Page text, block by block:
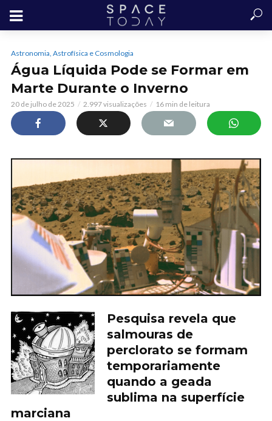
Astronomia, Astrofísica e Cosmologia
Água Líquida Pode se Formar em
Marte Durante o Inverno
20 de julho de 2025 2.997 visualizações 16 min de leitura
Pesquisa revela que
salmouras de
perclorato se formam
temporariamente
quando a geada
sublima na superfície
marciana